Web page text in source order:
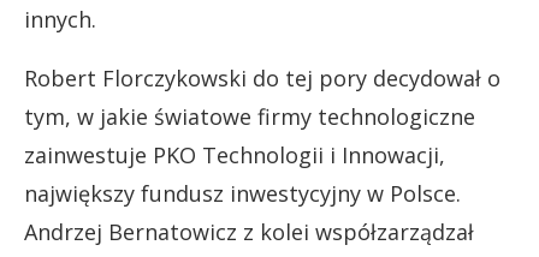
innych.
Robert Florczykowski do tej pory decydował o
tym, w jakie światowe firmy technologiczne
zainwestuje PKO Technologii i Innowacji,
największy fundusz inwestycyjny w Polsce.
Andrzej Bernatowicz z kolei współzarządzał